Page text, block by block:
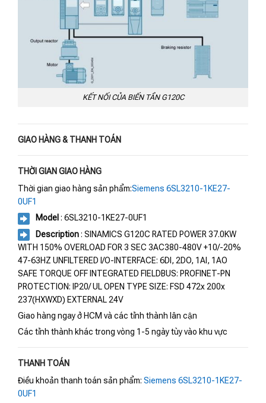
KẾT NỐI CỦA BIẾN TẦN G120C
GIAO HÀNG & THANH TOÁN
THỜI GIAN GIAO HÀNG
Thời gian giao hàng sản phẩm:Siemens 6SL3210-1KE27-
0UF1
Model : 6SL3210-1KE27-0UF1
Description: SINAMICS G120C RATED POWER 37.0KW
WITH 150% OVERLOAD FOR 3 SEC 3AC380-480V +10/-20%
47-63HZ UNFILTERED I/O-INTERFACE: 6DI, 2DO, 1AI, 1AO
SAFE TORQUE OFF INTEGRATED FIELDBUS: PROFINET-PN
PROTECTION: IP20/ UL OPEN TYPE SIZE: FSD 472x 200x
237(HXWXD) EXTERNAL 24V
Giao hàng ngay ở HCM và các tỉnh thành lân cận
Các tỉnh thành khác trong vòng 1-5 ngày tùy vào khu vực
THANH TOÁN
Điều khoản thanh toán sản phẩm: Siemens 6SL3210-1KE27-
0UF1